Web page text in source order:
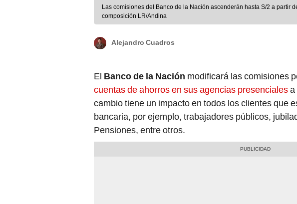
composición LR/Andina
Banco de la Nación
modificará las comisiones
cambio tiene un impacto en todos los clientes que
bancaria, por ejemplo, trabajadores públicos,
Pensiones, entre otros.